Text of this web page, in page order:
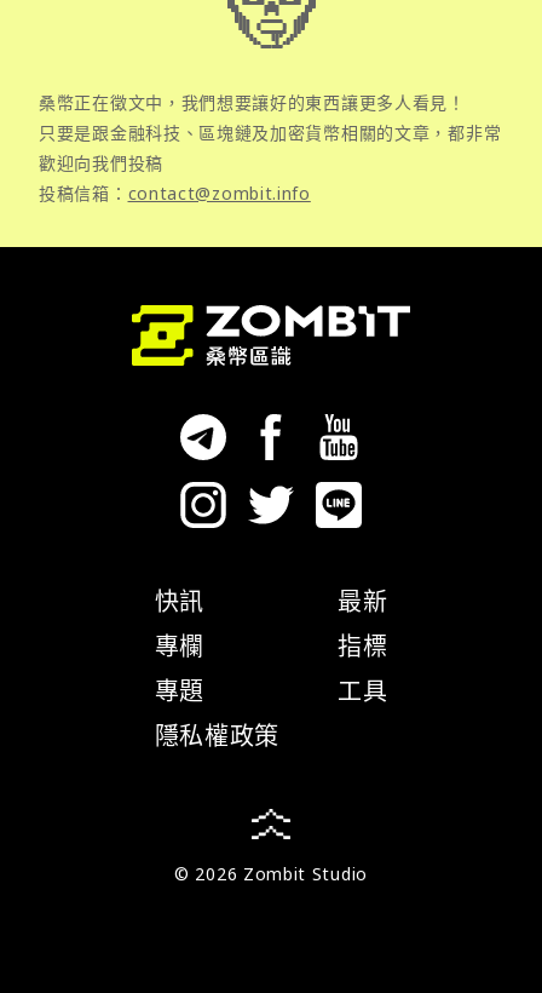
桑幣正在徵文中，我們想要讓好的東西讓更多人看見！
只要是跟金融科技、區塊鏈及加密貨幣相關的文章，都非常
歡迎向我們投稿
投稿信箱： contact@zombit.info
快訊
專欄
專題
隱私權政策
最新
指標
工具
© 2026 Zombit Studio